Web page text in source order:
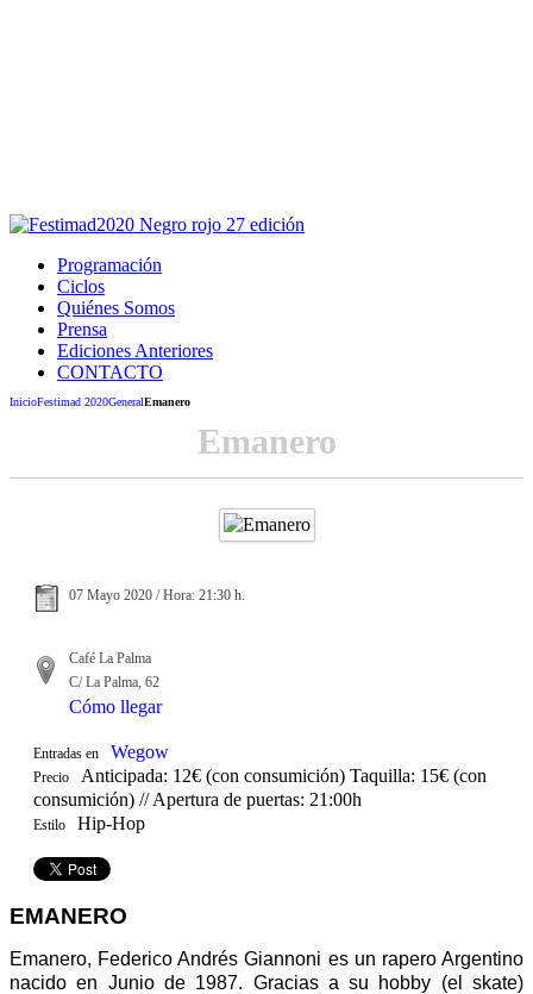
Programación
Ciclos
Quiénes Somos
Prensa
Ediciones Anteriores
CONTACTO
InicioFestimad 2020GeneralEmanero
Emanero
07 Mayo 2020 / Hora: 21:30 h.
Café La Palma
C/ La Palma, 62
Cómo llegar
Entradas en Wegow
Precio
Anticipada: 12€ (con consumición) Taquilla: 15€ (con
consumición) // Apertura de puertas: 21:00h
Estilo Hip-Hop
EMANERO
Emanero, Federico Andrés Giannoni es un rapero Argentino
nacido en Junio de 1987. Gracias a su hobby (el skate)